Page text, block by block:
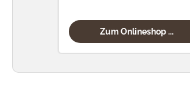
Zum Onlineshop ...